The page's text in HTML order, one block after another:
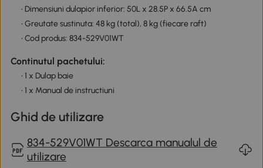
• Dimensiuni dulapior inferior: 50L x 28.5P x 66.5A cm
• Greutate sustinuta: 48 kg (total), 8 kg (fiecare raft)
• Cod produs: 834-529V01WT
Continutul pachetului:
• 1 x Dulap baie
• 1 x Manual de instructiuni
Ghid de utilizare
834-529V01WT Descarca manualul de
utilizare